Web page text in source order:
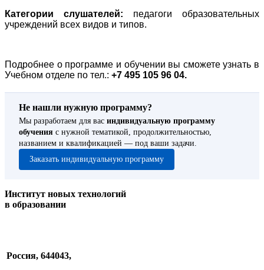
Категории слушателей: педагоги образовательных
учреждений всех видов и типов.
Подробнее о программе и обучении вы сможете узнать в
Учебном отделе по тел.: +7 495 105 96 04.
Не нашли нужную программу?
Мы разработаем для вас индивидуальную программу
обучения с нужной тематикой, продолжительностью,
названием и квалификацией — под ваши задачи.
Заказать индивидуальную программу
Институт новых технологий
в образовании
Россия, 644043,